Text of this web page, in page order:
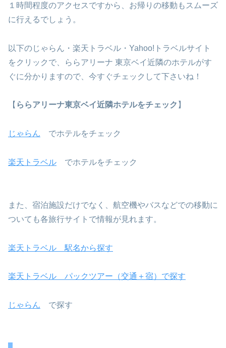
１時間程度のアクセスですから、お帰りの移動もスムーズ
に行えるでしょう。
以下のじゃらん・楽天トラベル・Yahoo!トラベルサイト
をクリックで、ららアリーナ 東京ベイ近隣のホテルがす
ぐに分かりますので、今すぐチェックして下さいね！
【 ららアリーナ東京ベイ近隣ホテルをチェック 】
じゃらん でホテルをチェック
楽天トラベル でホテルをチェック
また、宿泊施設だけでなく、航空機やバスなどでの移動に
ついても各旅行サイトで情報が見れます。
楽天トラベル 駅名から探す
楽天トラベル パックツアー（交通＋宿）で探す
じゃらん で探す